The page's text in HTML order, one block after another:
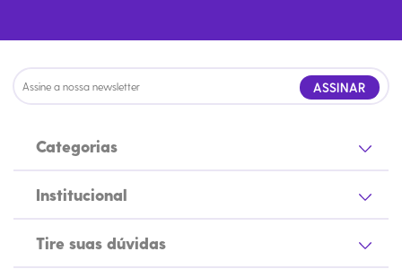
ASSINAR
Categorias
Institucional
Tire suas dúvidas